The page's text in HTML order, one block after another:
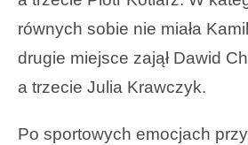
równych sobie nie miała
drugie miejsce zajął Dawid
a trzecie Julia Krawczyk.
Po sportowych emocjach